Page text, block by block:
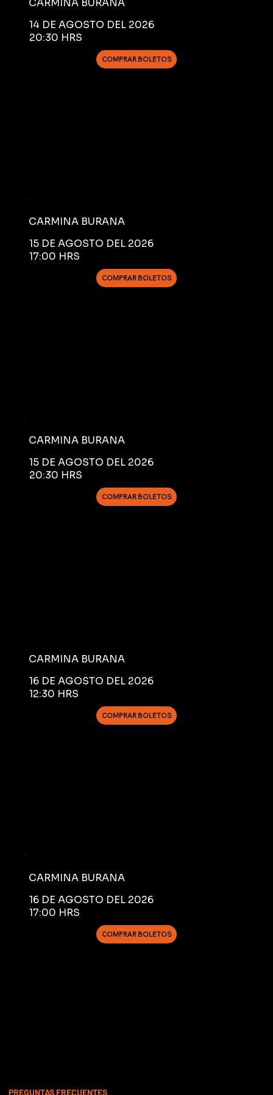
CARMINA BURANA
14 DE AGOSTO DEL 2026
20:30 HRS
COMPRAR BOLETOS
CARMINA BURANA
15 DE AGOSTO DEL 2026
17:00 HRS
COMPRAR BOLETOS
CARMINA BURANA
15 DE AGOSTO DEL 2026
20:30 HRS
COMPRAR BOLETOS
CARMINA BURANA
16 DE AGOSTO DEL 2026
12:30 HRS
COMPRAR BOLETOS
CARMINA BURANA
16 DE AGOSTO DEL 2026
17:00 HRS
COMPRAR BOLETOS
PREGUNTAS FRECUENTES